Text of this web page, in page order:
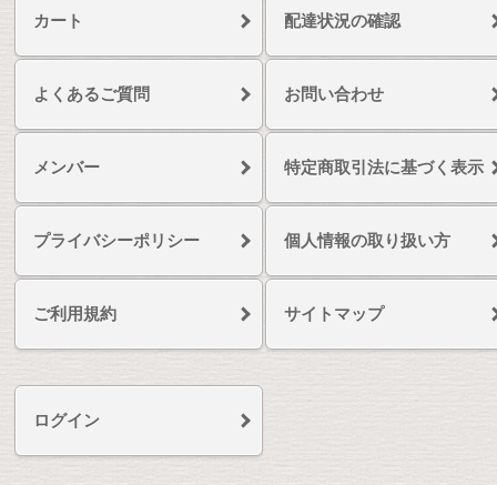
カート 配達状況の確認
よくあるご質問 お問い合わせ
メンバー 特定商取引法に基づく表示
プライバシーポリシー 個人情報の取り扱い方
ご利用規約 サイトマップ
ログイン